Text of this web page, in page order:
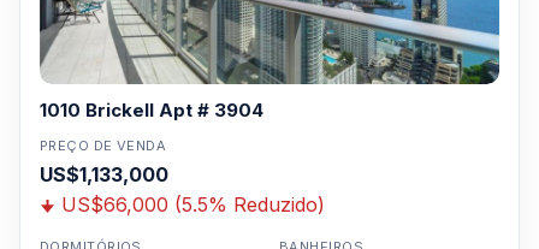
1010 Brickell Apt # 3904
PREÇO DE VENDA
US$1,133,000
US$66,000 (5.5% Reduzido)